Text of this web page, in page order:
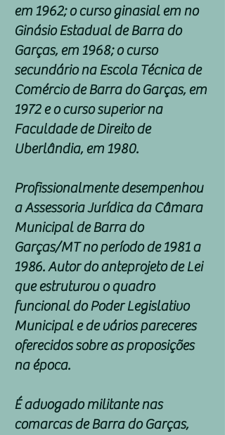
em 1962; o curso ginasial em no
Ginásio Estadual de Barra do
Garças, em 1968; o curso
secundário na Escola Técnica de
Comércio de Barra do Garças, em
1972 e o curso superior na
Faculdade de Direito de
Uberlândia, em 1980.
Profissionalmente desempenhou
a Assessoria Jurídica da Câmara
Municipal de Barra do
Garças/MT no período de 1981 a
1986. Autor do anteprojeto de Lei
que estruturou o quadro
funcional do Poder Legislativo
Municipal e de vários pareceres
oferecidos sobre as proposições
na época.
É advogado militante nas
comarcas de Barra do Garças,